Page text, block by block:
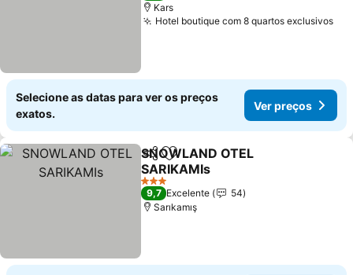
Kars
Hotel boutique com 8 quartos exclusivos
Selecione as datas para ver os preços
exatos.
Ver preços
PartilharAdicionar aos favoritos
SNOWLAND OTEL
SARIKAMIs
3 Estrelas
9,7 Excelente
54
Sarıkamış